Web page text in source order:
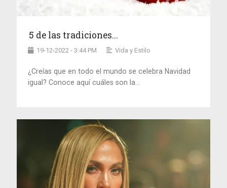
5 de las tradiciones...
19-12-2022 - 3:44 PM Vida y Estilo
¿Creías que en todo el mundo se celebra Navidad
igual? Conoce aquí cuáles son la...